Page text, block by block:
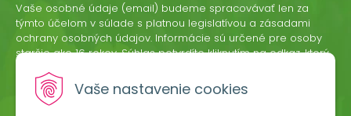
Vaše nastavenie cookies
Vaše osobné údaje (email) budeme spracovávať len za
týmto účelom v súlade s platnou legislatívou a zásadami
ochrany osobných údajov. Informácie sú určené pre osoby
staršie ako 16 rokov. Súhlas potvrdíte kliknutím na odkaz, ktorý
odvolať písomne, emailom alebo kliknutím na odkaz z
ktoréhokoľvek informačného emailu.